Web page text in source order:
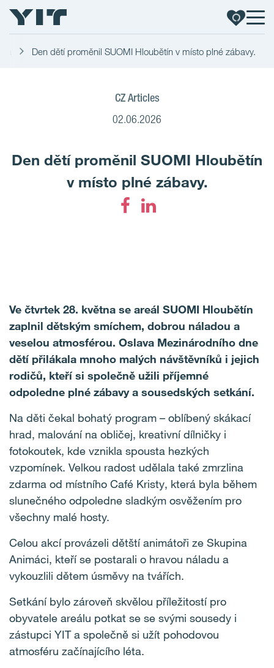
Den dětí proměnil SUOMI Hloubětín v místo plné zábavy.
CZ Articles
02.06.2026
Den dětí proměnil SUOMI Hloubětín
v místo plné zábavy.
Ve čtvrtek 28. května se areál SUOMI Hloubětín
zaplnil dětským smíchem, dobrou náladou a
veselou atmosférou. Oslava Mezinárodního dne
dětí přilákala mnoho malých návštěvníků i jejich
rodičů, kteří si společně užili příjemné
odpoledne plné zábavy a sousedských setkání.
Na děti čekal bohatý program – oblíbený skákací
hrad, malování na obličej, kreativní dílničky i
fotokoutek, kde vznikla spousta hezkých
vzpomínek. Velkou radost udělala také zmrzlina
zdarma od místního Café Kristy, která byla během
slunečného odpoledne sladkým osvěžením pro
všechny malé hosty.
Celou akcí provázeli dětští animátoři ze Skupina
Animáci, kteří se postarali o hravou náladu a
vykouzlili dětem úsměvy na tvářích.
Setkání bylo zároveň skvělou příležitostí pro
obyvatele areálu potkat se se svými sousedy i
zástupci YIT a společně si užít pohodovou
atmosféru začínajícího léta.